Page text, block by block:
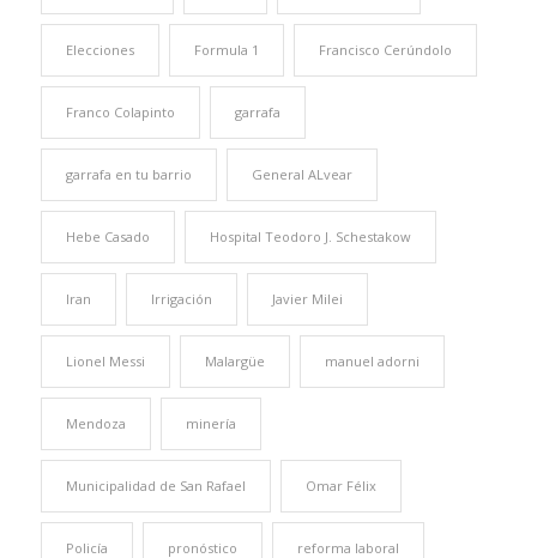
Elecciones Formula 1 Francisco Cerúndolo
Franco Colapinto garrafa
garrafa en tu barrio General ALvear
Hebe Casado Hospital Teodoro J. Schestakow
Iran Irrigación Javier Milei
Lionel Messi Malargüe manuel adorni
Mendoza minería
Municipalidad de San Rafael Omar Félix
Policía pronóstico reforma laboral